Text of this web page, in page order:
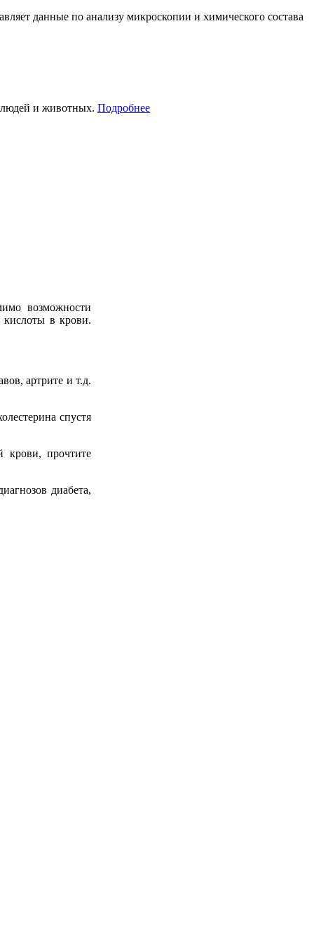
данные по анализу микроскопии и химического состава
людей и животных. Подробнее
возможности
кислоты в крови.
артрите и т.д.
спустя
крови, прочтите
диабета,